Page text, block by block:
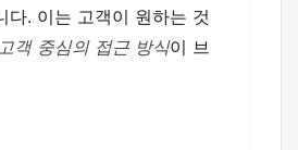
다. 이는 고객이 원하는 것
객 중심의 접근 방식이 브